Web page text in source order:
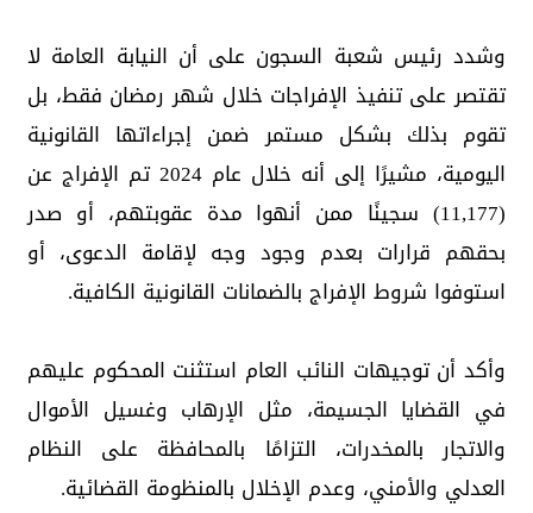
وشدد رئيس شعبة السجون على أن النيابة العامة لا
تقتصر على تنفيذ الإفراجات خلال شهر رمضان فقط، بل
تقوم بذلك بشكل مستمر ضمن إجراءاتها القانونية
اليومية، مشيرًا إلى أنه خلال عام 2024 تم الإفراج عن
(11,177) سجينًا ممن أنهوا مدة عقوبتهم، أو صدر
بحقهم قرارات بعدم وجود وجه لإقامة الدعوى، أو
استوفوا شروط الإفراج بالضمانات القانونية الكافية.
وأكد أن توجيهات النائب العام استثنت المحكوم عليهم
في القضايا الجسيمة، مثل الإرهاب وغسيل الأموال
والاتجار بالمخدرات، التزامًا بالمحافظة على النظام
العدلي والأمني، وعدم الإخلال بالمنظومة القضائية.